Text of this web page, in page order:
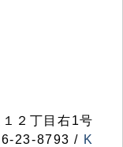
２丁目右1号
23-8793 / K